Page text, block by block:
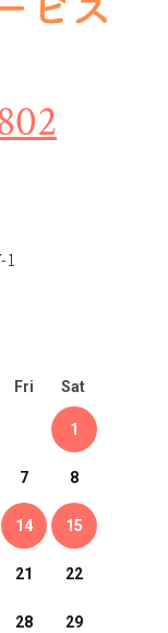
1
Fri Sat
1
7 8
14 15
21 22
28 29